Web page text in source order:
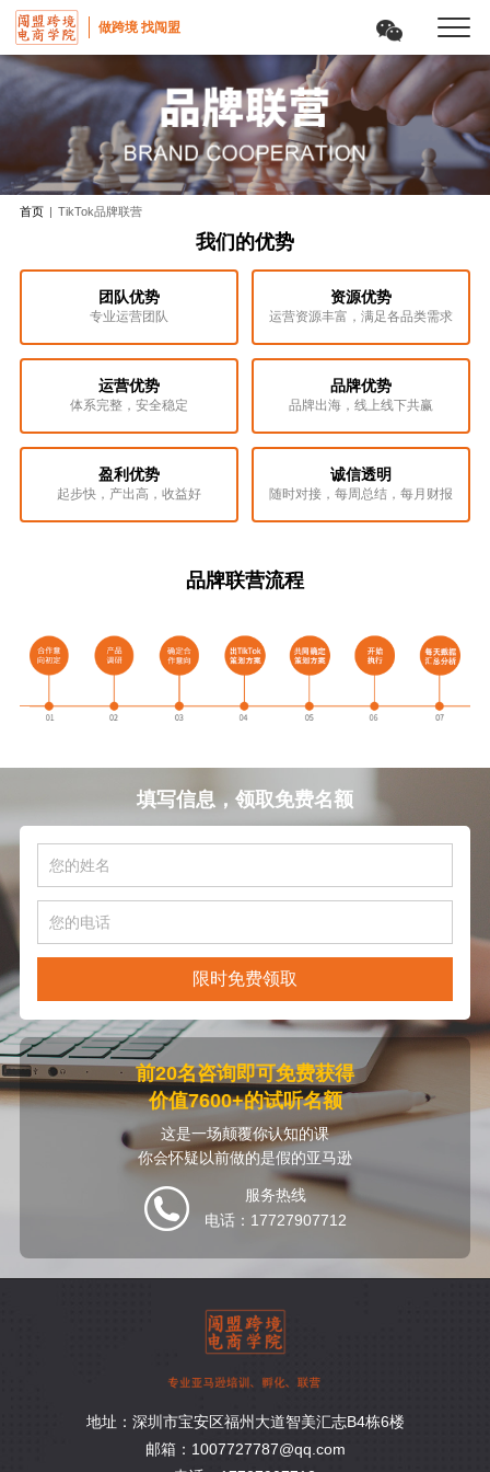
做跨境 找闯盟
首页 TikTok品牌联营
我们的优势
团队优势
专业运营团队
资源优势
运营资源丰富，满足各品类需求
运营优势
体系完整，安全稳定
品牌优势
品牌出海，线上线下共赢
盈利优势
起步快，产出高，收益好
诚信透明
随时对接，每周总结，每月财报
品牌联营流程
填写信息，领取免费名额
限时免费领取
前20名咨询即可免费获得
价值7600+的试听名额
这是一场颠覆你认知的课
你会怀疑以前做的是假的亚马逊
服务热线
电话：17727907712
地址：深圳市宝安区福州大道智美汇志B4栋6楼
邮箱：1007727787@qq.com